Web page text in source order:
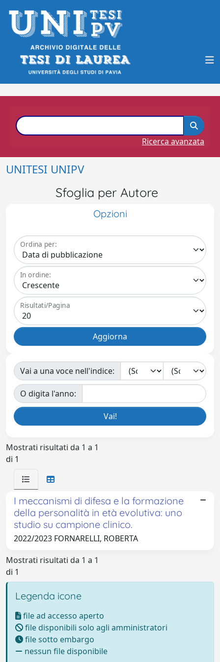
Ricerca avanzata
UNITESI UNIPV
Sfoglia per Autore
Opzioni
Ordina per:
In ordine:
Risultati/Pagina
Vai a una voce nell'indice:
O digita l'anno:
Mostrati risultati da 1 a 1
di 1
I meccanismi di difesa e la formazione
della personalità in età evolutiva: uno
studio su campione clinico.
2022/2023 FORNARELLI, ROBERTA
Mostrati risultati da 1 a 1
di 1
Legenda icone
file ad accesso aperto
file disponibili solo agli amministratori
file sotto embargo
nessun file disponibile